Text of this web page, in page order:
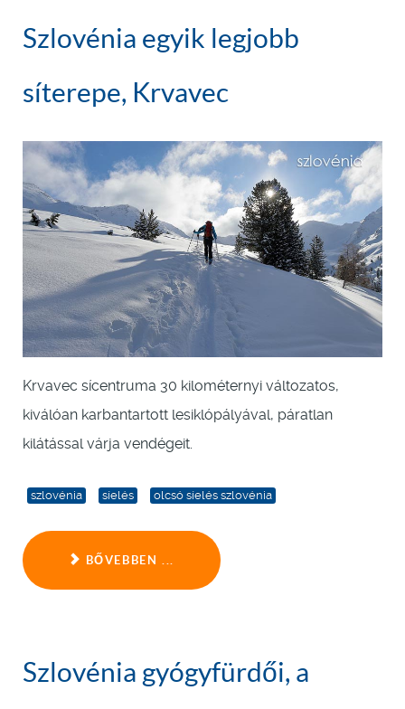
Szlovénia egyik legjobb
síterepe, Krvavec
Krvavec sícentruma 30 kilométernyi változatos,
kiválóan karbantartott lesiklópályával, páratlan
kilátással várja vendégeit.
szlovénia síelés olcsó síelés szlovénia
BŐVEBBEN ...
Szlovénia gyógyfürdői, a